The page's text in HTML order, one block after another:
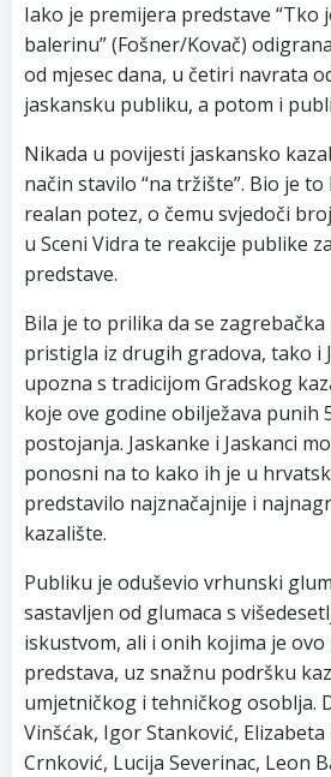
Iako je premijera predstave “Tko
balerinu” (Fošner/Kovač)
od mjesec dana, u četiri navrata
jaskansku publiku, a potom i
Nikada u povijesti jaskansko
način stavilo “na tržište”. Bio je
realan potez, o čemu svjedoči
u Sceni Vidra te reakcije publike
predstave.
Bila je to prilika da se
pristigla iz drugih gradova, tako i
upozna s tradicijom Gradskog
koje ove godine obilježava punih
postojanja. Jaskanke i Jaskanci
ponosni na to kako ih je u
predstavilo najznačajnije i
kazalište.
Publiku je oduševio vrhunski
sastavljen od glumaca s
iskustvom, ali i onih kojima je ovo
predstava, uz snažnu podršku
umjetničkog i tehničkog osoblja.
Vinšćak, Igor Stanković, Elizabeta
Crnković, Lucija Severinac, Leon